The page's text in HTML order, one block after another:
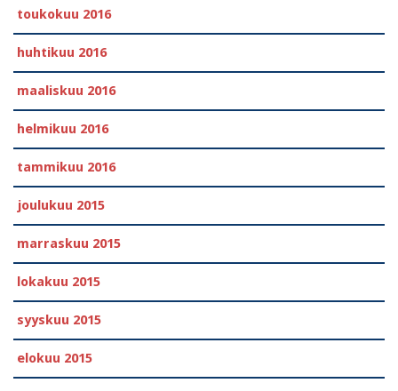
toukokuu 2016
huhtikuu 2016
maaliskuu 2016
helmikuu 2016
tammikuu 2016
joulukuu 2015
marraskuu 2015
lokakuu 2015
syyskuu 2015
elokuu 2015